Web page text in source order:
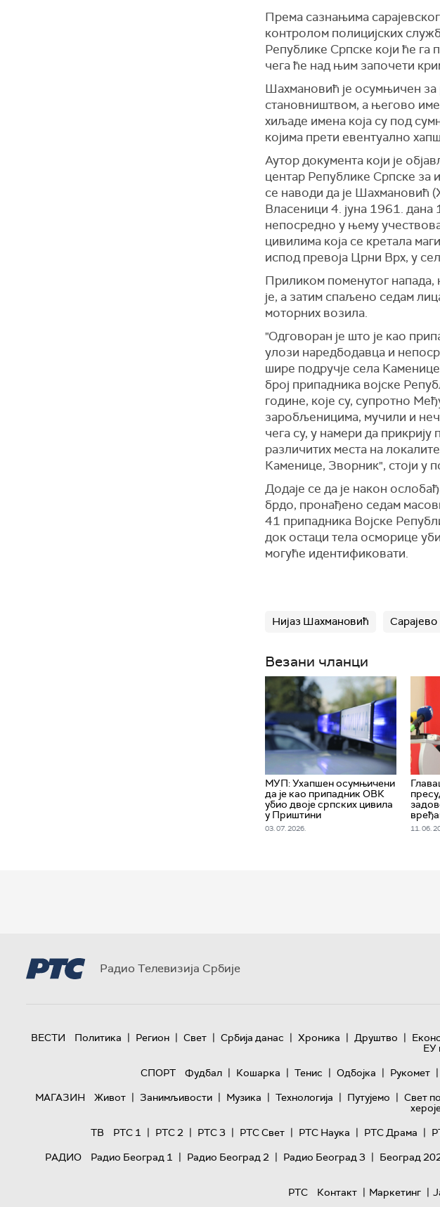
Према сазнањима
контролом полицијских
Републике Српске који ће га
чега ће над њим започети
Шахмановић је осумњичен
становништвом, а његово
хиљаде имена која су под
којима прети евентуално
Аутор документа који је
центар Републике Српске за
се наводи да је Шахмановић
Власеници 4. јуна 1961.
непосредно у њему
цивилима која се кретала
испод превоја Црни Врх, у
Приликом поменутог напада,
је, а затим спаљено седам
моторних возила.
"Одговоран је што је као
улози наредбодавца и
шире подручје села
број припадника војске
године, које су, супротно
заробљеницима, мучили и
чега су, у намери да
различитих места на
Каменице, Зворник", стоји у
Додаје се да је након
брдо, пронађено седам
41 припадника Војске
док остаци тела осморице
могуће идентификовати.
Нијаз Шахмановић Сарајево
Везани чланци
МУП: Ухапшен осумњичени
да је као припадник ОВК
убио двоје српских цивила
у Приштини
03. 07. 2026. 11. 06.
Радио Телевизија Србије
ВЕСТИ Политика | Регион | Свет | Србија данас | Хроника | Друштво |
ЕУ
СПОРТ
Фудбал | Кошарка | Тенис | Одбојка | Рукомет |
МАГАЗИН
Живот | Занимљивости | Музика | Технологијa | Путујемо | Свет
ТВ
РТС 1 | РТС 2 | РТС 3 | РТС Свет | РТС Наука | РТС Драма |
РАДИО
Радио Београд 1 | Радио Београд 2 | Радио Београд 3 | Београд
РТС
Контакт | Маркетинг |